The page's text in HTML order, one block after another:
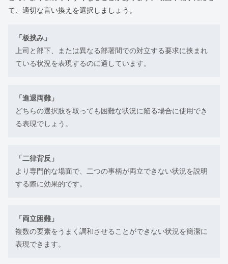
て、適切な言い換えを選択しましょう。
「板挟み」
上司と部下、または異なる部署間での対立する要求に挟まれ
ている状況を表現するのに適しています。
「進退両難」
どちらの選択肢を取っても困難な状況に陥る場合に使用でき
る表現でしょう。
「二律背反」
より専門的な場面で、二つの事柄が両立できない状況を説明
する際に効果的です。
「両立困難」
複数の要素をうまく調和させることができない状況を簡潔に
表現できます。